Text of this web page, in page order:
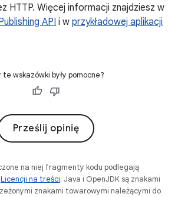
HTTP. Więcej informacji znajdziesz w
API i w przykładowej aplikacji
te wskazówki były pomocne?
Prześlij opinię
na niej fragmenty kodu podlegają
Licencji na treści. Java i OpenJDK są znakami
znakami towarowymi należącymi do